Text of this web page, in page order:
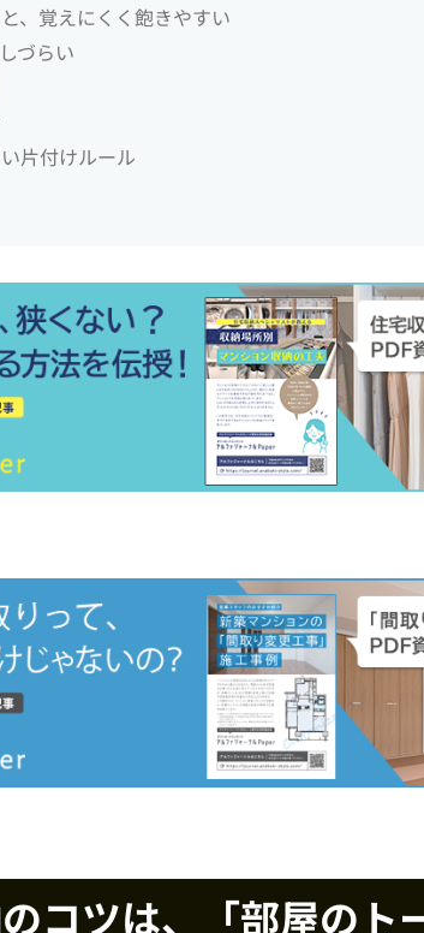
、覚えにくく飽きやすい
づらい
片付けルール
コツは、「部屋のト